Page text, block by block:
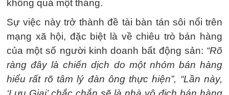
không quá một tháng.
Sự việc này trở thành đề tài bàn tán sôi nổi trên
mạng xã hội, đặc biệt là về chiêu trò bán hàng
của một số người kinh doanh bất động sản: “Rõ
ràng đây là chiến dịch do một nhóm bán hàng
hiểu rất rõ tâm lý đàn ông thực hiện”, “Lần này,